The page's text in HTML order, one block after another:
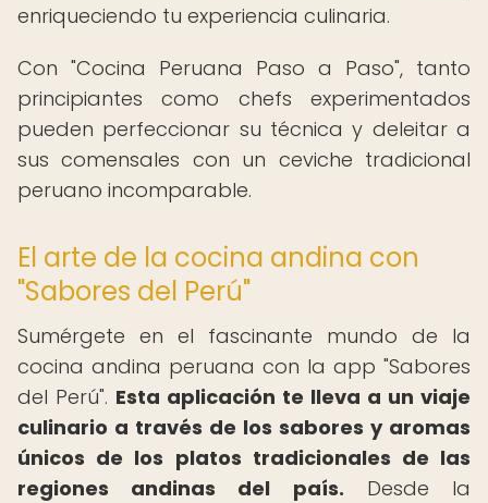
enriqueciendo tu experiencia culinaria.
Con "Cocina Peruana Paso a Paso", tanto
principiantes como chefs experimentados
pueden perfeccionar su técnica y deleitar a
sus comensales con un ceviche tradicional
peruano incomparable.
El arte de la cocina andina con
"Sabores del Perú"
Sumérgete en el fascinante mundo de la
cocina andina peruana con la app "Sabores
del Perú". Esta aplicación te lleva a un viaje
culinario a través de los sabores y aromas
únicos de los platos tradicionales de las
regiones andinas del país. Desde la